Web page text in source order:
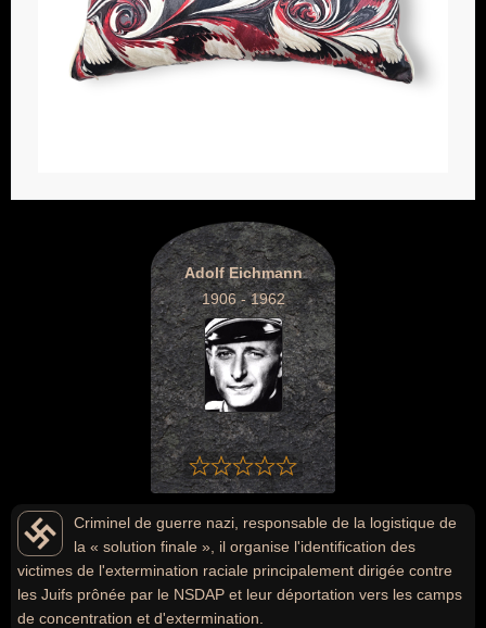
Adolf Eichmann
1906 - 1962
Criminel de guerre nazi, responsable de la logistique de
la « solution finale », il organise l'identification des
victimes de l'extermination raciale principalement dirigée contre
les Juifs prônée par le NSDAP et leur déportation vers les camps
de concentration et d'extermination.